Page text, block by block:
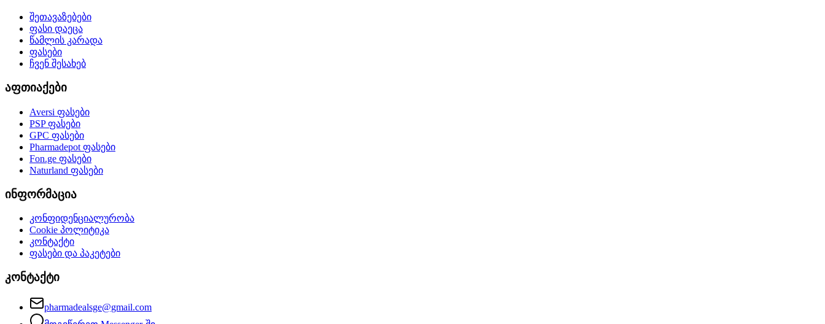
შეთავაზებები
ფასი დაეცა
წამლის კარადა
ფასები
ჩვენ შესახებ
აფთიაქები
Aversi ფასები
PSPფასები
GPC ფასები
Pharmadepot ფასები
Fon.ge ფასები
Naturland ფასები
ინფორმაცია
კონფიდენციალურობა
Cookie პოლიტიკა
კონტაქტი
ფასები და პაკეტები
კონტაქტი
pharmadealsge@gmail.com